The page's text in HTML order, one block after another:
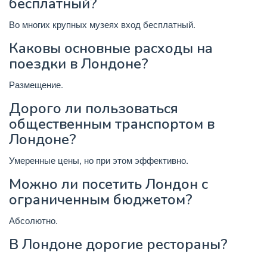
Во многих крупных музеях вход бесплатный.
Каковы основные расходы на
поездки в Лондоне?
Размещение.
Дорого ли пользоваться
общественным транспортом в
Лондоне?
Умеренные цены, но при этом эффективно.
Можно ли посетить Лондон с
ограниченным бюджетом?
Абсолютно.
В Лондоне дорогие рестораны?